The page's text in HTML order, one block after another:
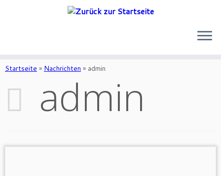
Inhalt
Startseite » Nachrichten » admin
admin